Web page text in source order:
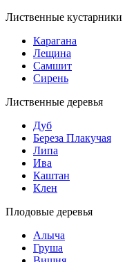
Лиственные кустарники
Карагана
Лещина
Самшит
Сирень
Лиственные деревья
Дуб
Береза Плакучая
Липа
Ива
Каштан
Клен
Плодовые деревья
Алыча
Груша